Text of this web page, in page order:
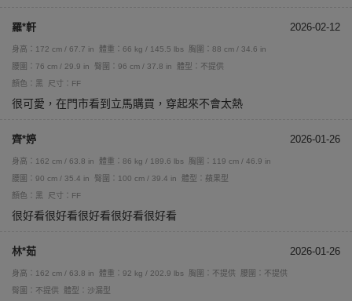
羅*軒 2026-02-12
身高：172 cm / 67.7 in 體重：66 kg / 145.5 lbs
胸圍：88 cm / 34.6 in
腰圍：76 cm / 29.9 in
臀圍：96 cm / 37.8 in
體型：不提供
顏色：黑
尺寸：FF
很可愛，在門市看到立馬購買，穿起來不會太熱
齊*婷 2026-01-26
身高：162 cm / 63.8 in 體重：86 kg / 189.6 lbs
胸圍：119 cm / 46.9 in
腰圍：90 cm / 35.4 in
臀圍：100 cm / 39.4 in
體型：蘋果型
顏色：黑
尺寸：FF
很好看很好看很好看很好看很好看
林*茹 2026-01-26
身高：162 cm / 63.8 in 體重：92 kg / 202.9 lbs 胸圍：不提供
腰圍：不提供
臀圍：不提供
體型：沙漏型